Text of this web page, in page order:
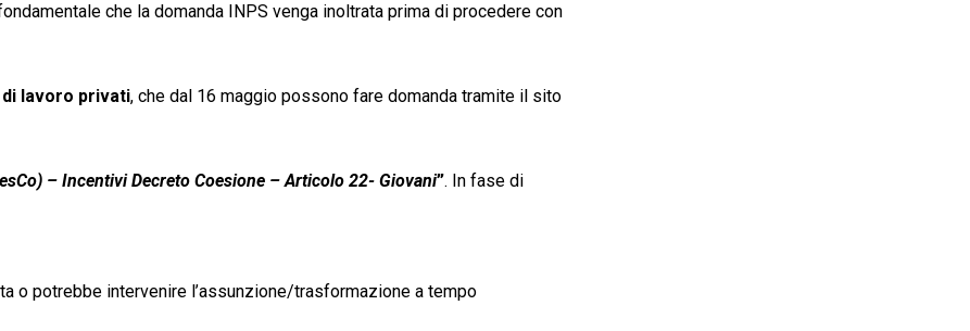
che la domanda INPS venga inoltrata prima di procedere con
lavoro privati, che dal 16 maggio possono fare domanda tramite il sito
– Incentivi Decreto Coesione – Articolo 22- Giovani”. In fase di
o potrebbe intervenire l’assunzione/trasformazione a tempo